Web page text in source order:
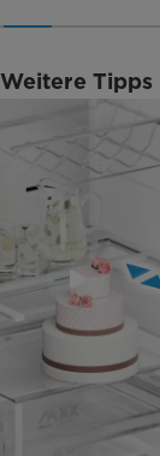
Weitere Tipps